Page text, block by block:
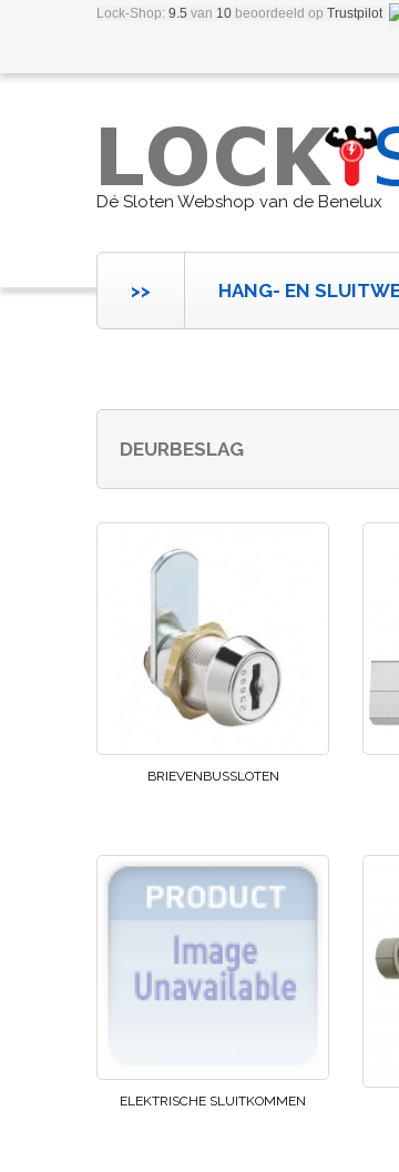
Lock-Shop: 9.5 van 10 beoordeeld op Trustpilot
Dé Sloten Webshop van de Benelux
>> HANG- EN
DEURBESLAG
BRIEVENBUSSLOTEN
ELEKTRISCHE SLUITKOMMEN